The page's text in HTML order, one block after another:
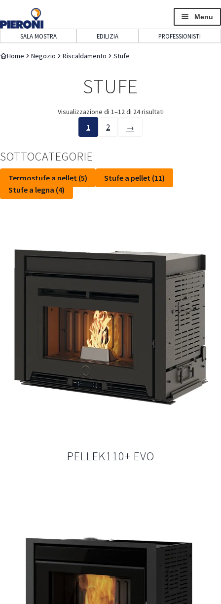
navigazione
contenuto
Menu
SALA MOSTRA EDILIZIA PROFESSIONISTI
Home Negozio Riscaldamento Stufe
STUFE
Visualizzazione di 1–12 di 24 risultati
1 2
Pagina
→
SOTTOCATEGORIE
Termostufe a pellet (5)
Stufe a pellet (11)
Stufe a legna (4)
PELLEK110+ EVO